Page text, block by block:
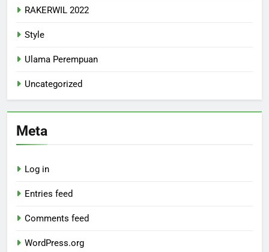
RAKERWIL 2022
Style
Ulama Perempuan
Uncategorized
Meta
Log in
Entries feed
Comments feed
WordPress.org